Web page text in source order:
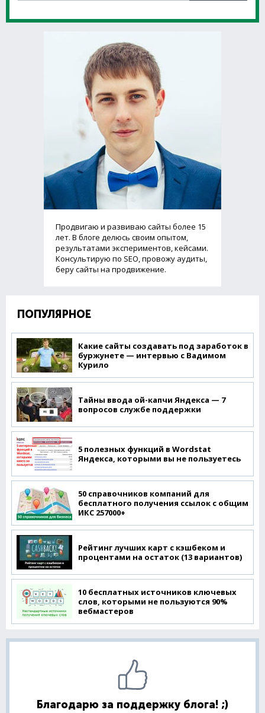
Продвигаю и развиваю сайты более 15
лет. В блоге делюсь своим опытом,
результатами экспериментов, кейсами.
Консультирую по SEO, провожу аудиты,
беру сайты на продвижение.
ПОПУЛЯРНОЕ
Какие сайты создавать под заработок в
буржунете — интервью с Вадимом
Курило
Тайны ввода ой-капчи Яндекса — 7
вопросов службе поддержки
5 полезных функций в Wordstat
Яндекса, которыми вы не пользуетесь
50 справочников компаний для
бесплатного получения ссылок с общим
ИКС 257000+
Рейтинг лучших карт с кэшбеком и
процентами на остаток (13 вариантов)
10 бесплатных источников ключевых
слов, которыми не пользуются 90%
вебмастеров
Благодарю за поддержку блога! ;)